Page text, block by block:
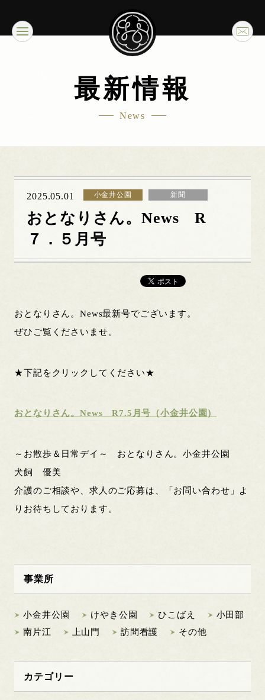
最新情報
News
2025.05.01 小金井公園 新聞
おとなりさん。News R
７．５月号
おとなりさん。News最新号でございます。
ぜひご覧くださいませ。
★下記をクリックしてください★
おとなりさん。News R7.5月号（小金井公園）
～お散歩＆日常デイ～ おとなりさん。小金井公園
犬飼 優美
介護のご相談や、求人のご応募は、「お問い合わせ」よ
りお待ちしております。
事業所
小金井公園 けやき公園 ひこばえ
小田部
南片江
上山門 訪問看護 その他
カテゴリー